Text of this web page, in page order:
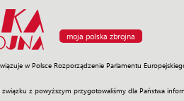
moja polska zbrojna
w Polsce Rozporządzenie Parlamentu
związku z powyższym przygotowaliśmy dla Państwa
Sprzęt Misje Polityka Prawo